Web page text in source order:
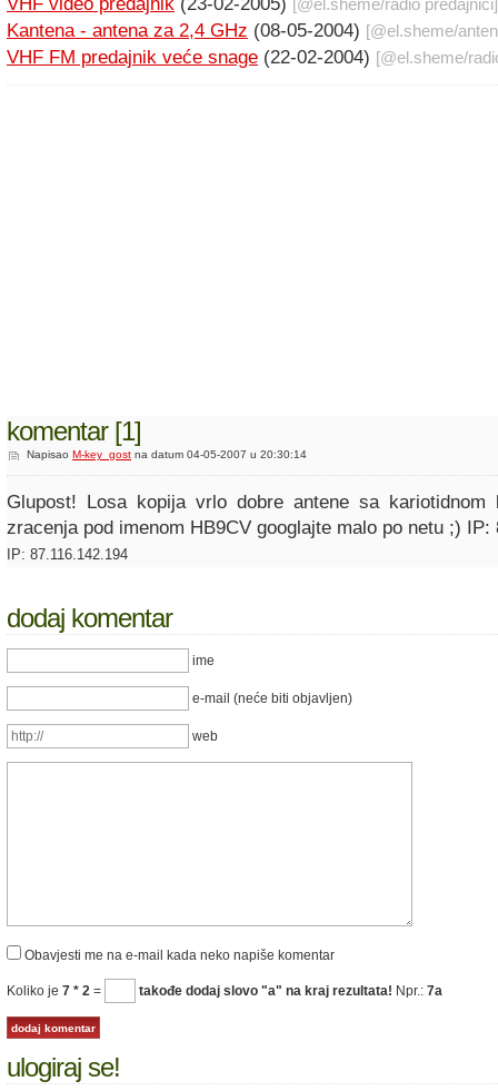
VHF video predajnik (23-02-2005) [@el.sheme/radio predajnici]
Kantena - antena za 2,4 GHz (08-05-2004) [@el.sheme/
VHF FM predajnik veće snage (22-02-2004) [@el.sheme/
komentar [1]
Napisao M-key_gost na datum 04-05-2007 u 20:30:14
Glupost! Losa kopija vrlo dobre antene sa kariotidnom
zracenja pod imenom HB9CV googlajte malo po netu ;) IP:
IP: 87.116.142.194
dodaj komentar
ime
e-mail (neće biti objavljen)
web
Obavjesti me na e-mail kada neko napiše komentar
Koliko je 7 * 2 = takođe dodaj slovo "a" na kraj rezultata! Npr.: 7a
ulogiraj se!